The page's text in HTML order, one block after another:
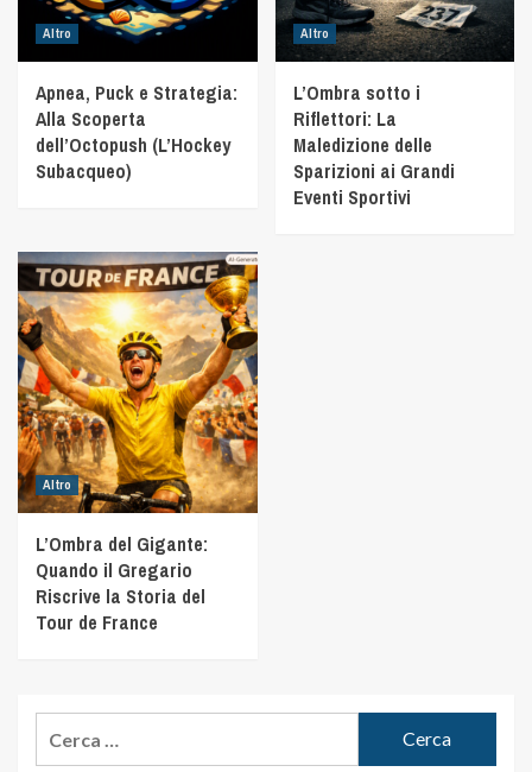
Altro
Apnea, Puck e Strategia:
Alla Scoperta
dell’Octopush (L’Hockey
Subacqueo)
Altro
L’Ombra sotto i
Riflettori: La
Maledizione delle
Sparizioni ai Grandi
Eventi Sportivi
Altro
L’Ombra del Gigante:
Quando il Gregario
Riscrive la Storia del
Tour de France